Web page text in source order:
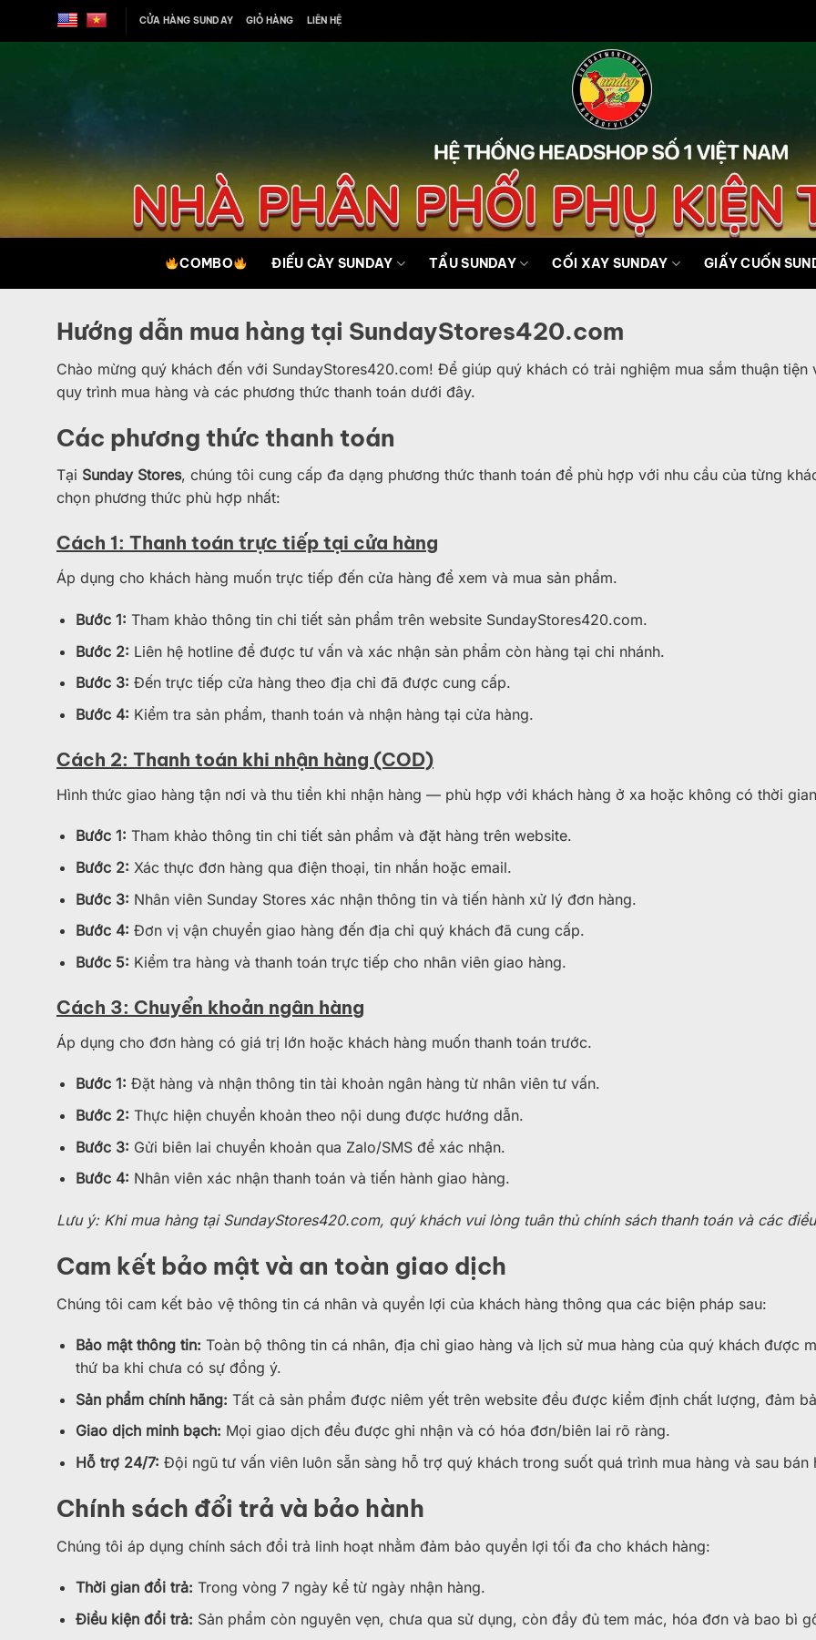
CỬA HÀNG SUNDAY GIỎ HÀNG LIÊN HỆ
COMBO ĐIẾU CÀY SUNDAY TẨU SUNDAY CỐI XAY SUNDAY GIẤY CUỐN
Hướng dẫn mua hàng tại SundayStores420.com
Chào mừng quý khách đến với SundayStores420.com! Để giúp quý khách có trải nghiệm mua sắm thuận
quy trình mua hàng và các phương thức thanh toán dưới đây.
Các phương thức thanh toán
Tại Sunday Stores, chúng tôi cung cấp đa dạng phương thức thanh toán để phù hợp với nhu cầu của từng
chọn phương thức phù hợp nhất:
Cách 1: Thanh toán trực tiếp tại cửa hàng
Áp dụng cho khách hàng muốn trực tiếp đến cửa hàng để xem và mua sản phẩm.
Bước 1: Tham khảo thông tin chi tiết sản phẩm trên website SundayStores420.com.
Bước 2: Liên hệ hotline để được tư vấn và xác nhận sản phẩm còn hàng tại chi nhánh.
Bước 3: Đến trực tiếp cửa hàng theo địa chỉ đã được cung cấp.
Bước 4: Kiểm tra sản phẩm, thanh toán và nhận hàng tại cửa hàng.
Cách 2: Thanh toán khi nhận hàng (COD)
Hình thức giao hàng tận nơi và thu tiền khi nhận hàng — phù hợp với khách hàng ở xa hoặc không có thời
Bước 1: Tham khảo thông tin chi tiết sản phẩm và đặt hàng trên website.
Bước 2: Xác thực đơn hàng qua điện thoại, tin nhắn hoặc email.
Bước 3: Nhân viên Sunday Stores xác nhận thông tin và tiến hành xử lý đơn hàng.
Bước 4: Đơn vị vận chuyển giao hàng đến địa chỉ quý khách đã cung cấp.
Bước 5: Kiểm tra hàng và thanh toán trực tiếp cho nhân viên giao hàng.
Cách 3: Chuyển khoản ngân hàng
Áp dụng cho đơn hàng có giá trị lớn hoặc khách hàng muốn thanh toán trước.
Bước 1: Đặt hàng và nhận thông tin tài khoản ngân hàng từ nhân viên tư vấn.
Bước 2: Thực hiện chuyển khoản theo nội dung được hướng dẫn.
Bước 3: Gửi biên lai chuyển khoản qua Zalo/SMS để xác nhận.
Bước 4: Nhân viên xác nhận thanh toán và tiến hành giao hàng.
Lưu ý: Khi mua hàng tại SundayStores420.com, quý khách vui lòng tuân thủ chính sách thanh toán và các
Cam kết bảo mật và an toàn giao dịch
Chúng tôi cam kết bảo vệ thông tin cá nhân và quyền lợi của khách hàng thông qua các biện pháp sau:
Bảo mật thông tin: Toàn bộ thông tin cá nhân, địa chỉ giao hàng và lịch sử mua hàng của quý khách được
thứ ba khi chưa có sự đồng ý.
Sản phẩm chính hãng: Tất cả sản phẩm được niêm yết trên website đều được kiểm định chất lượng, đảm
Giao dịch minh bạch: Mọi giao dịch đều được ghi nhận và có hóa đơn/biên lai rõ ràng.
Hỗ trợ 24/7: Đội ngũ tư vấn viên luôn sẵn sàng hỗ trợ quý khách trong suốt quá trình mua hàng và sau bán
Chính sách đổi trả và bảo hành
Chúng tôi áp dụng chính sách đổi trả linh hoạt nhằm đảm bảo quyền lợi tối đa cho khách hàng:
Thời gian đổi trả: Trong vòng 7 ngày kể từ ngày nhận hàng.
Điều kiện đổi trả: Sản phẩm còn nguyên vẹn, chưa qua sử dụng, còn đầy đủ tem mác, hóa đơn và bao bì